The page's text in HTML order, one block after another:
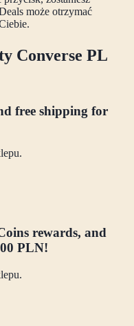
może otrzymać
Converse PL
free shipping for
rewards, and
PLN!